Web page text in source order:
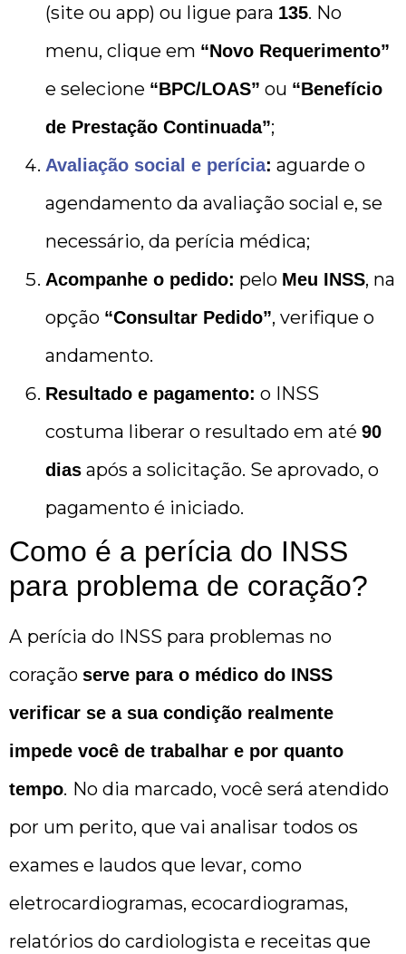
(site ou app) ou ligue para 135. No
menu, clique em “Novo Requerimento”
e selecione “BPC/LOAS” ou “Benefício
de Prestação Continuada”;
Avaliação social e perícia: aguarde o
agendamento da avaliação social e, se
necessário, da perícia médica;
Acompanhe o pedido: pelo Meu INSS, na
opção “Consultar Pedido”, verifique o
andamento.
Resultado e pagamento: o INSS
costuma liberar o resultado em até 90
dias após a solicitação. Se aprovado, o
pagamento é iniciado.
Como é a perícia do INSS
para problema de coração?
A perícia do INSS para problemas no
coração serve para o médico do INSS
verificar se a sua condição realmente
impede você de trabalhar e por quanto
tempo. No dia marcado, você será atendido
por um perito, que vai analisar todos os
exames e laudos que levar, como
eletrocardiogramas, ecocardiogramas,
relatórios do cardiologista e receitas que